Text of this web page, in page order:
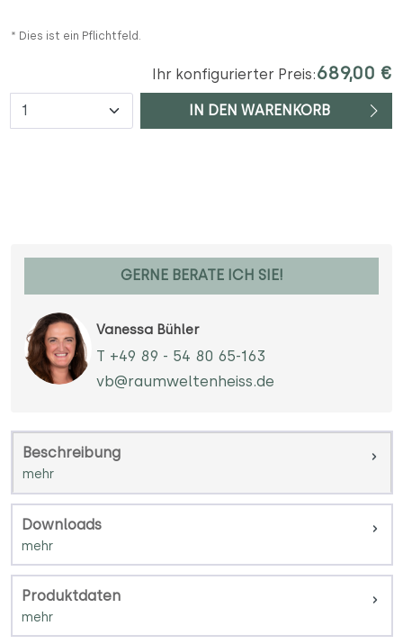
* Dies ist ein Pflichtfeld.
Ihr konfigurierter Preis:689,00 €
Anzahl IN DEN WARENKORB
GERNE BERATE ICH SIE!
Vanessa Bühler
T +49 89 - 54 80 65-163
vb@raumweltenheiss.de
Beschreibung
Downloads
Produktdaten